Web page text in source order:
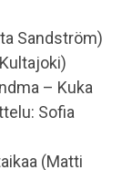
Sandström)
– Kuka
Sofia
(Matti